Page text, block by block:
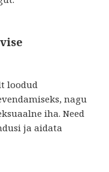
loodud
nagu
iha. Need
ja aidata